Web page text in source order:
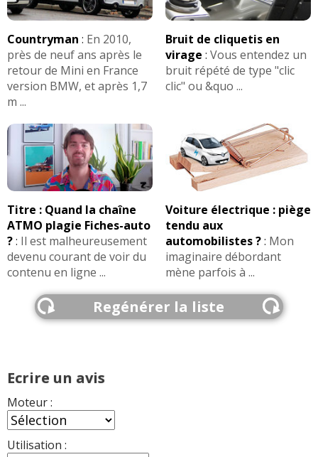
Countryman : En 2010,
près de neuf ans après le
retour de Mini en France
version BMW, et après 1,7
m ...
Bruit de cliquetis en
virage : Vous entendez un
bruit répété de type "clic
clic" ou &quo ...
Titre : Quand la chaîne
ATMO plagie Fiches-auto
?: Il est malheureusement
devenu courant de voir du
contenu en ligne ...
Voiture électrique : piège
tendu aux
automobilistes ?: Mon
imaginaire débordant
mène parfois à ...
Regénérer la liste
Ecrire un avis
Moteur :
Utilisation :